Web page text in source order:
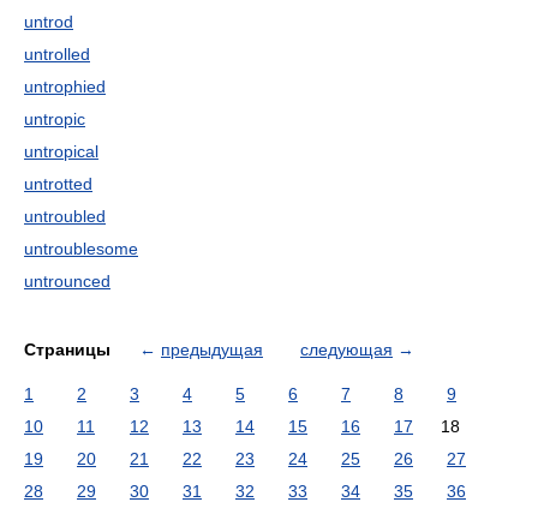
untrod
untrolled
untrophied
untropic
untropical
untrotted
untroubled
untroublesome
untrounced
Страницы ← предыдущая следующая →
1 2 3 4 5 6 7 8
9
10
11 12 13 14 15 16 17
18
19
20 21 22 23 24 25 26
27
28
29 30 31 32 33 34 35
36